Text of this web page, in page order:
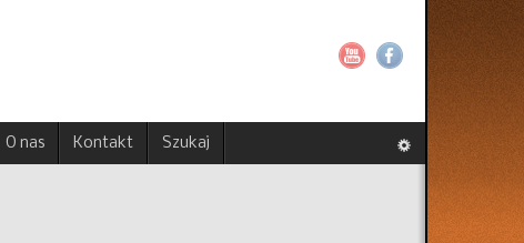
O nas Kontakt Szukaj